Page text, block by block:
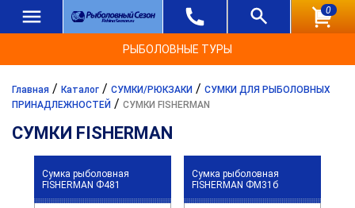
0
РЫБОЛОВНЫЕ ТУРЫ
Главная / Каталог / СУМКИ/РЮКЗАКИ / СУМКИ ДЛЯ РЫБОЛОВНЫХ
ПРИНАДЛЕЖНОСТЕЙ / СУМКИ FISHERMAN
СУМКИ FISHERMAN
Сумка рыболовная
FISHERMAN Ф481
Сумка рыболовная
FISHERMAN ФМ31б